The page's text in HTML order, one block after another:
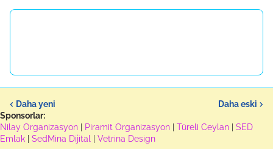
Daha yeni
Daha eski
Sponsorlar:
Nilay Organizasyon
Piramit Organizasyon Türeli Ceylan
SED
Emlak
SedMina Dijital Vetrina Design